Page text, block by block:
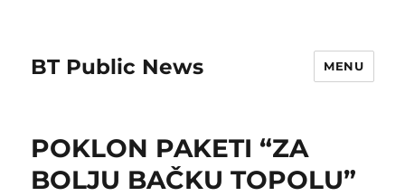
BT Public News MENU
POKLON PAKETI “ZA
BOLJU BAČKU TOPOLU”